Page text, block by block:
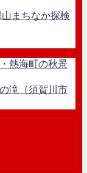
まちなか探検
熱海町の秋景
滝（須賀川市